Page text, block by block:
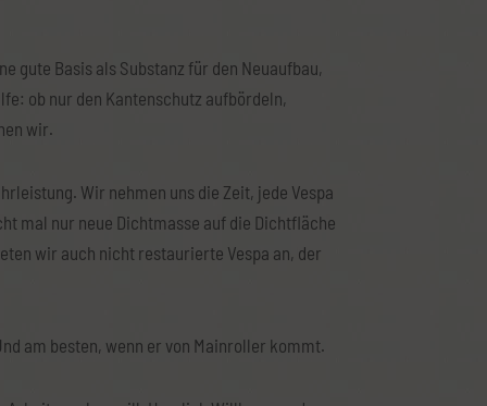
gute Basis als Substanz für den Neuaufbau,
ob nur den Kantenschutz aufbördeln,
wir.
Wir nehmen uns die Zeit, jede Vespa
mal nur neue Dichtmasse auf die Dichtfläche
wir auch nicht restaurierte Vespa an, der
am besten, wenn er von Mainroller kommt.